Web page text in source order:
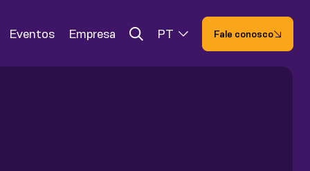
Eventos Empresa PT Fale conosco